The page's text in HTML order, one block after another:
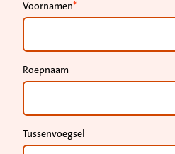
Voornamen
Roepnaam
Tussenvoegsel